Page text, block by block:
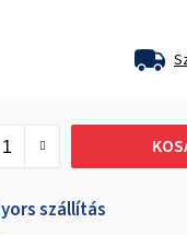
szállítás